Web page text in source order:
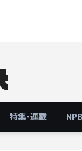
特集・連載 NPB